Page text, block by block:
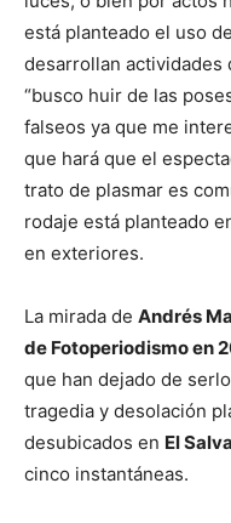
está planteado el uso
desarrollan actividades
“busco huir de las
falseos ya que me
que hará que el
trato de plasmar es
rodaje está planteado
en exteriores.
La mirada de Andrés
de Fotoperiodismo en
que han dejado de
tragedia y desolación
desubicados en El
cinco instantáneas.